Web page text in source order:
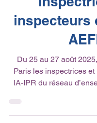
inspecteurs
IA-IPR du réseau